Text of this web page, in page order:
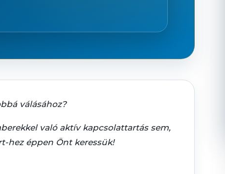
válásához?
való aktív kapcsolattartás sem,
hez éppen Önt keressük!